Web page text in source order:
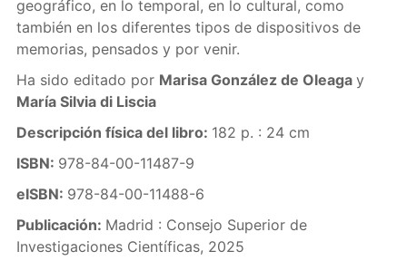
geográfico, en lo temporal, en lo cultural, como
también en los diferentes tipos de dispositivos de
memorias, pensados y por venir.
Ha sido editado por Marisa González de Oleaga y
María Silvia di Liscia
Descripción física del libro: 182 p. : 24 cm
ISBN: 978-84-00-11487-9
eISBN: 978-84-00-11488-6
Publicación: Madrid : Consejo Superior de
Investigaciones Científicas, 2025